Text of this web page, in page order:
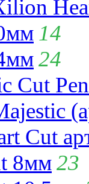
14
24
Cut
Cut
8мм23